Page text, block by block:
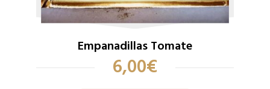
Empanadillas Tomate
6,00€